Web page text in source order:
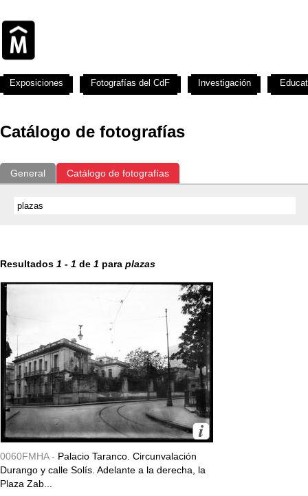
Catálogo de fotografías
General Catálogo de fotografías
Resultados 1 - 1 de 1 para plazas
0060FMHA - Palacio Taranco. Circunvalación
Durango y calle Solís. Adelante a la derecha, la
Plaza Zab...
Exposiciones Fotografías del CdF Investigación